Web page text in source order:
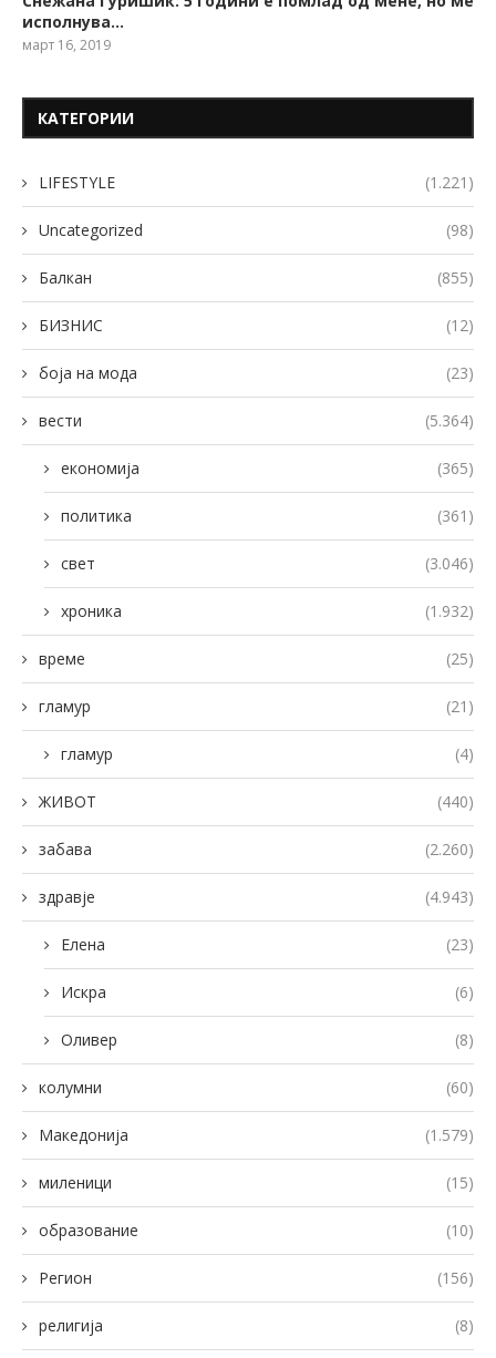
исполнува…
март 16, 2019
КАТЕГОРИИ
LIFESTYLE (1.221)
Uncategorized (98)
Балкан (855)
БИЗНИС (12)
боја на мода (23)
вести (5.364)
економија (365)
политика (361)
свет (3.046)
хроника (1.932)
време (25)
гламур (21)
гламур (4)
ЖИВОТ (440)
забава (2.260)
здравје (4.943)
Елена (23)
Искра (6)
Оливер (8)
колумни (60)
Македонија (1.579)
миленици (15)
образование (10)
Регион (156)
религија (8)